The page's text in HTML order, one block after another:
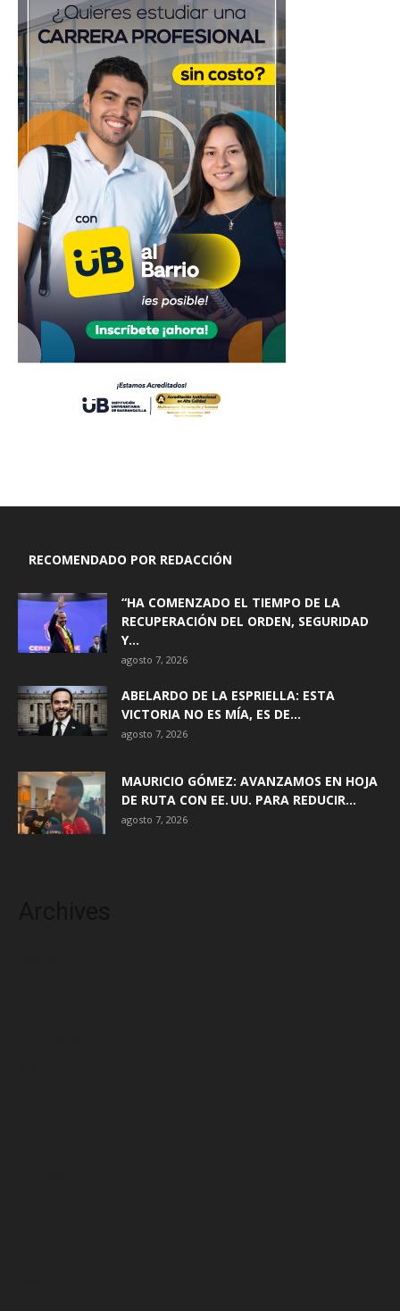
RECOMENDADO POR REDACCIÓN
“HA COMENZADO EL TIEMPO DE LA
RECUPERACIÓN DEL ORDEN, SEGURIDAD
Y...
agosto 7, 2026
ABELARDO DE LA ESPRIELLA: ESTA
VICTORIA NO ES MÍA, ES DE...
agosto 7, 2026
MAURICIO GÓMEZ: AVANZAMOS EN HOJA
DE RUTA CON EE. UU. PARA REDUCIR...
agosto 7, 2026